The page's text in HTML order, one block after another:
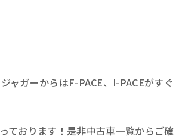
ャガーからはF-PACE、I-PACEがすぐ
ております！是非中古車一覧からご確